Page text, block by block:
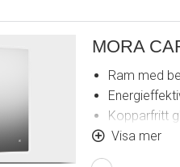
MORA
Ram med
Kopparfritt
Imskydd
Visa mer